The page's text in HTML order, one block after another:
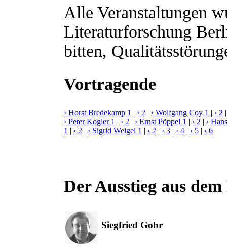
Alle Veranstaltungen
Literaturforschung
bitten,
Vortragende
› Horst Bredekamp 1 | › 2 | › Wolfgang Coy 1 | › 2
› Peter Kogler 1 | › 2 | › Ernst Pöppel 1 | › 2 | ›
1 | › 2 | › Sigrid Weigel 1 | › 2 | › 3 | › 4 | › 5 | › 6
Der Ausstieg aus
Siegfried Gohr